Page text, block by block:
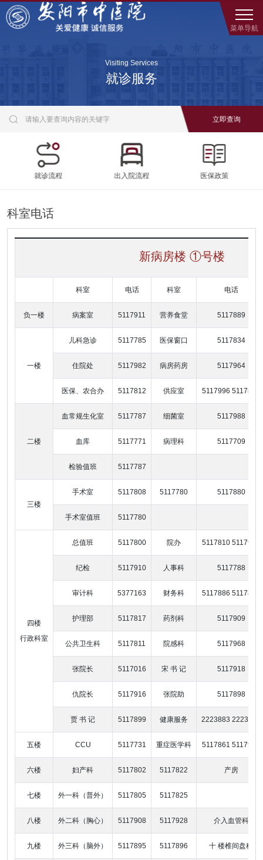
菜单导航
Visiting Services
就诊服务

就诊流程 出入院流程 医保政策
科室电话
新病房楼 ①号楼
科室 电话 科室 电话
负一楼 病案室 5117911 营养食堂 5117889
一楼
儿科急诊 5117785 医保窗口 5117834
住院处 5117982 病房药房 5117964
医保、农合办 5117812 供应室 5117996 5117866
二楼
血常规生化室 5117787 细菌室 5117988
血库 5117771 病理科 5117709
检验值班 5117787
三楼
手术室 5117808 5117780 5117880
手术室值班 5117780
四楼
行政科室
总值班 5117800 院办 5117810 5117900
纪检 5117910 人事科 5117788
审计科 5377163 财务科 5117886 5117815
护理部 5117817 药剂科 5117909
公共卫生科 5117811 院感科 5117968
张院长 5117016 宋 书 记 5117918
仇院长 5117916 张院助 5117898
贾 书 记 5117899 健康服务 2223883 2223887
五楼 CCU 5117731 重症医学科 5117861 5117961
六楼 妇产科 5117802 5117822 产房
七楼 外一科（普外） 5117805 5117825
八楼 外二科（胸心） 5117908 5117928 介入血管科
九楼 外三科（脑外） 5117895 5117896 十 楼椎间盘科